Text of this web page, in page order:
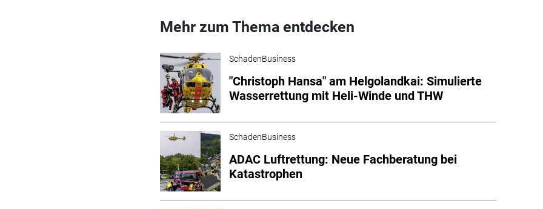
Mehr zum Thema entdecken
SchadenBusiness
"Christoph Hansa" am Helgolandkai: Simulierte
Wasserrettung mit Heli-Winde und THW
SchadenBusiness
ADAC Luftrettung: Neue Fachberatung bei
Katastrophen